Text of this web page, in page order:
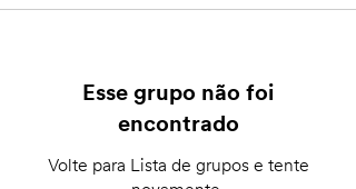
Esse grupo não foi
encontrado
Volte para Lista de grupos e tente